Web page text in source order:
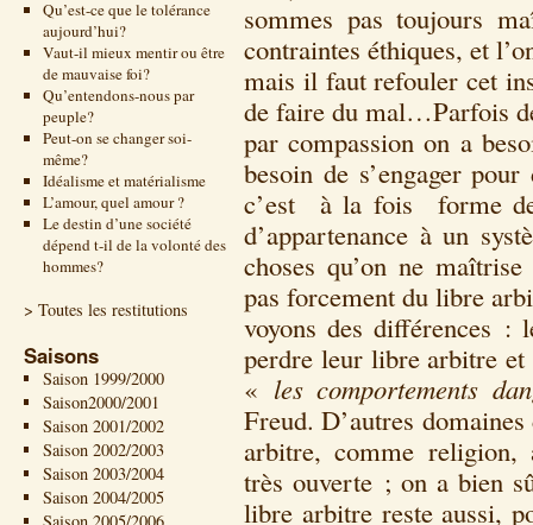
Qu’est-ce que le tolérance
aujourd’hui?
Vaut-il mieux mentir ou être
de mauvaise foi?
Qu’entendons-nous par
peuple?
Peut-on se changer soi-
même?
Idéalisme et matérialisme
L’amour, quel amour ?
Le destin d’une société
dépend t-il de la volonté des
hommes?
> Toutes les restitutions
Saisons
Saison 1999/2000
Saison2000/2001
Saison 2001/2002
Saison 2002/2003
Saison 2003/2004
Saison 2004/2005
sommes pas toujours
contraintes éthiques, et
mais il faut refouler cet
de faire du mal…Parfois
par compassion on a
besoin de s’engager
c’est à la fois forme
d’appartenance à un
choses qu’on ne
pas forcement du libre
voyons des différences :
perdre leur libre arbitre et
« les comportements
Freud. D’autres
arbitre, comme
très ouverte ; on a bien
libre arbitre reste aussi,